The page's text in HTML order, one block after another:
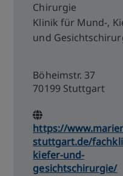
Chirurgie
Klinik für Mund-,
und
Böheimstr. 37
70199 Stuttgart
https://
stuttgart.de/
kiefer-und-
gesichtschirurgie/